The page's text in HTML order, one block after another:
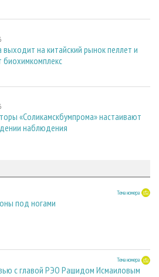
выходит на китайский рынок пеллет и
биохимкомплекс
«Соликамскбумпрома» настаивают
наблюдения
Тема номера
под ногами
Тема номера
с главой РЭО Рашидом Исмаиловым